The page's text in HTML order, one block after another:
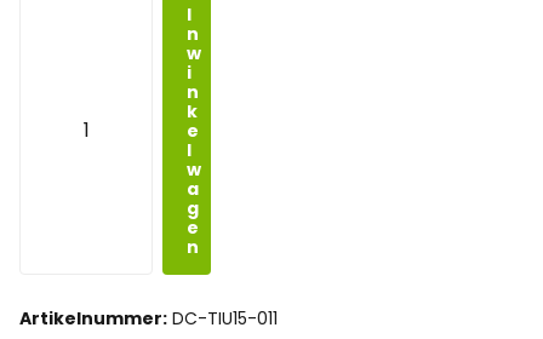
I
n
w
i
n
k
e
l
w
a
g
e
n
Artikelnummer: DC-TIU15-011